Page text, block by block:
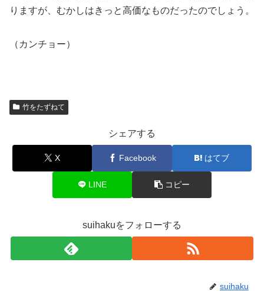
りますが、むかしはきっと高価なものだったのでしょう。
（カンチョー）
竹をたずねて
シェアする
X Facebook はてブ
LINE コピー
suihakuをフォローする
suihaku